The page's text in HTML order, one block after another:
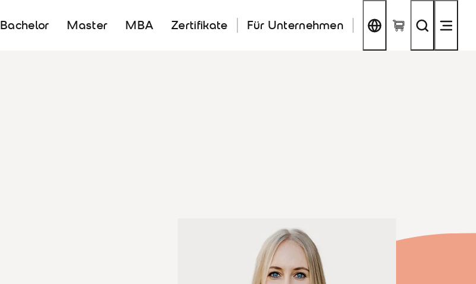
Bachelor Master MBA Zertifikate Für Unternehmen